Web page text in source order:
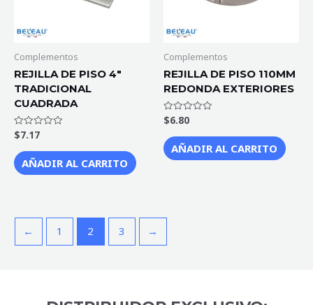
Complementos
REJILLA DE PISO 4″
TRADICIONAL
CUADRADA
Valorado
con
de
5
$7.17
AÑADIR AL CARRITO
Complementos
REJILLA DE PISO 110MM
REDONDA EXTERIORES
Valorado
con
de
5
$6.80
AÑADIR AL CARRITO
← 1 2 3 →